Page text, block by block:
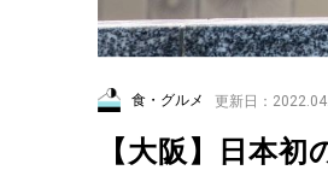
食・グルメ 更新日：
【大阪】日本